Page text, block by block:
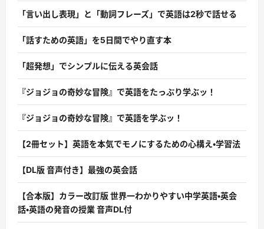
「言い出し表現」と「動詞フレーズ」で英語は2秒で話せる
「話すための英語」を5日間でやり直す本
「超発想」でシンプルに伝える英会話
『ジョジョの奇妙な冒険』で英語をたっぷり学ぶッ！
『ジョジョの奇妙な冒険』で英語を学ぶッ！
【2冊セット】英語を本気でモノにするための心構え・学習法
【DL版 音声付き】最強の英会話
【合本版】カラー改訂版 世界一わかりやすい中学英語・英会
話・英語の発音の授業 音声DL付